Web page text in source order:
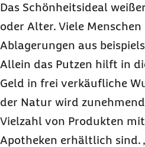
Das Schönheitsideal
oder Alter. Viele
Ablagerungen aus
Allein das Putzen hilft in
Geld in frei verkäufliche
der Natur wird
Vielzahl von Produkten
Apotheken erhältlich sind.